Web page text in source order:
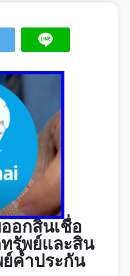
ออกสินเชื่อ
รัพย์และสิน
ค้ำประกัน